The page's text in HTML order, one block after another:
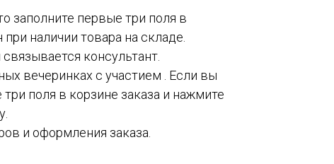
заполните первые три поля в
наличии товара на складе.
консультант.
вечеринках с участием . Если вы
поля в корзине заказа и нажмите
и оформления заказа.